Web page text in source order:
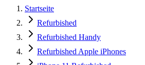
Startseite
Refurbished
Refurbished Handy
Refurbished Apple iPhones